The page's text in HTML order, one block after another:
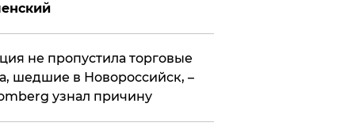
не пропустила торговые
шедшие в Новороссийск, –
узнал причину